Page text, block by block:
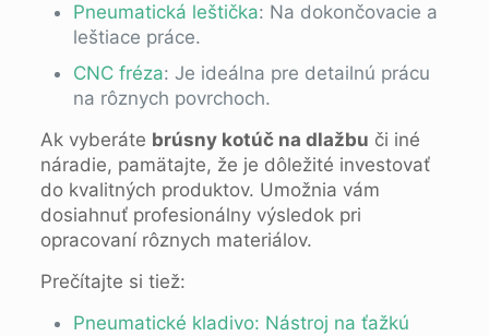
Pneumatická leštička: Na dokončovacie a
leštiace práce.
CNC fréza: Je ideálna pre detailnú prácu
na rôznych povrchoch.
Ak vyberáte brúsny kotúč na dlažbu či iné
náradie, pamätajte, že je dôležité investovať
do kvalitných produktov. Umožnia vám
dosiahnuť profesionálny výsledok pri
opracovaní rôznych materiálov.
Prečítajte si tiež:
Pneumatické kladivo: Nástroj na ťažkú